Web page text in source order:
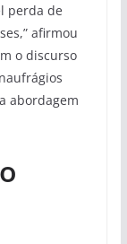
perda de
afirmou
o discurso
abordagem